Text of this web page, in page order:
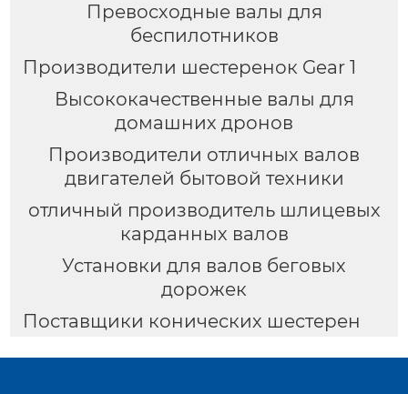
Превосходные валы для
беспилотников
Производители шестеренок Gear 1
Высококачественные валы для
домашних дронов
Производители отличных валов
двигателей бытовой техники
отличный производитель шлицевых
карданных валов
Установки для валов беговых
дорожек
Поставщики конических шестерен